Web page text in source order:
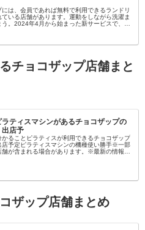
は、会員であれば無料で利用できるランドリ
ている店舗があります。運動をしながら洗濯ま
う。2024年4月から始まった新サービスで、設
チョコザップ店舗まと
ラティスマシンがあるチョコザップの
出店予
かることピラティスが利用できるチョコザップ
店予定ピラティスマシンの機種使い勝手※一部
舗が含まれる場合があります。※最新の情報は
ザップ店舗まとめ